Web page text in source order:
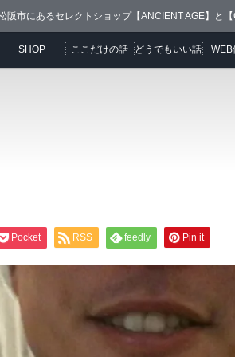
阪市にあるセレクトショップ【ANCIENT AGE】と
SHOP ここだけの話 どうでもいい話 WEB
Pocket RSS feedly Pin it